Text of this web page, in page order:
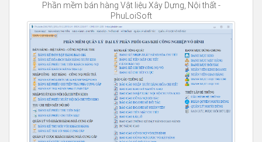
Phần mềm bán hàng Vật liệu Xây Dựng, Nội thất -
PhuLoiSoft